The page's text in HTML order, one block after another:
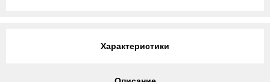
Характеристики